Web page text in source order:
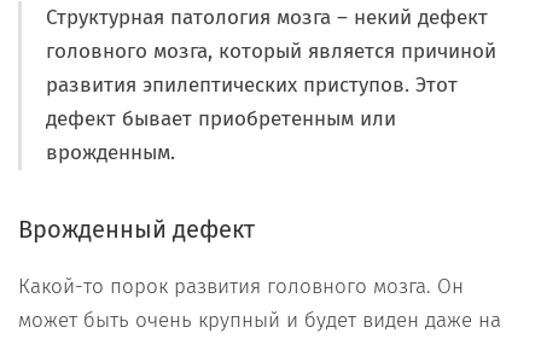
Структурная патология мозга – некий дефект
головного мозга, который является причиной
развития эпилептических приступов. Этот
дефект бывает приобретенным или
врожденным.
Врожденный дефект
Какой-то порок развития головного мозга. Он
может быть очень крупный и будет виден даже на